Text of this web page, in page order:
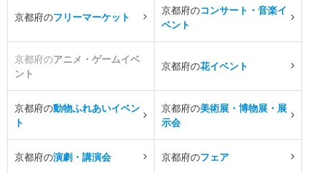
京都府のフリーマーケット
京都府のコンサート・音楽イ
ベント
京都府のアニメ・ゲームイベ
ント
京都府の花イベント
京都府の動物ふれあいイベン
ト
京都府の美術展・博物展・展
示会
京都府の演劇・講演会 京都府のフェア